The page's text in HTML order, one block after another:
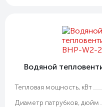
Водяной
Тепловая мощность, кВт
Диаметр патрубков, дюйм